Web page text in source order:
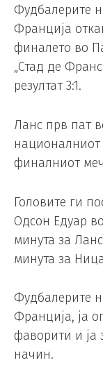
Фудбалерите
Франција
финалето во
„Стад де
резултат 3:1.
Ланс прв пат
националниот
финалниот меч
Головите ги
Одсон Едуар
минута за
минута за
Фудбалерите
Франција, ја
фаворити и ја
начин.